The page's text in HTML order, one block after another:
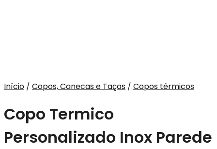
Início / Copos, Canecas e Taças / Copos térmicos
Copo Termico
Personalizado Inox Parede